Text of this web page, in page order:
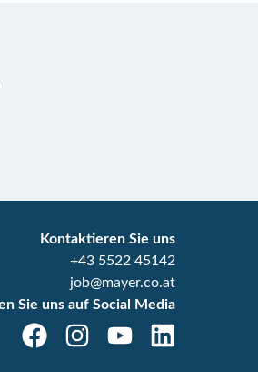
Kontaktieren Sie uns
+43 5522 45142
job@mayer.co.at
Sie uns auf Social Media